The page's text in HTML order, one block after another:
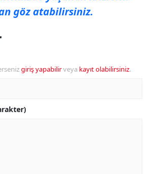
göz atabilirsiniz.
giriş yapabilirveya kayıt olabilirsiniz.